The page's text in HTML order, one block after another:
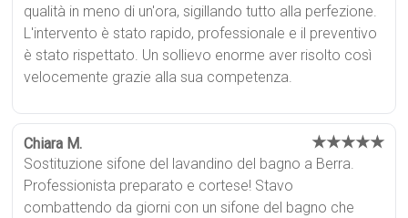
qualità in meno di un'ora, sigillando tutto alla perfezione.
L'intervento è stato rapido, professionale e il preventivo
è stato rispettato. Un sollievo enorme aver risolto così
velocemente grazie alla sua competenza.
Chiara M. ★★★★★
Sostituzione sifone del lavandino del bagno a Berra.
Professionista preparato e cortese! Stavo
combattendo da giorni con un sifone del bagno che